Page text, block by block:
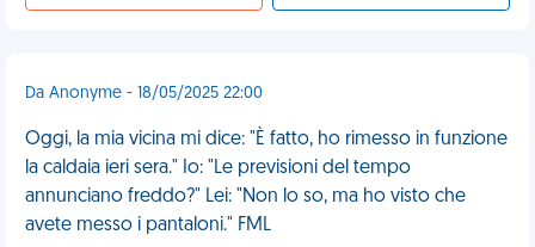
Da Anonyme - 18/05/2025 22:00
Oggi, la mia vicina mi dice: "È fatto, ho rimesso in funzione
la caldaia ieri sera." Io: "Le previsioni del tempo
annunciano freddo?" Lei: "Non lo so, ma ho visto che
avete messo i pantaloni." FML